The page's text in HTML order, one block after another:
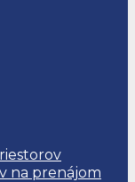
na prenájom